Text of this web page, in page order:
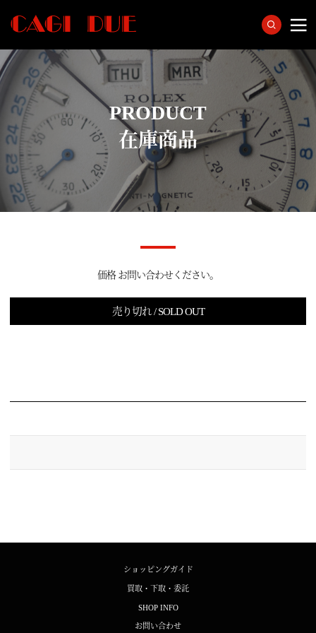
PRODUCT
在庫商品
価格 お問い合わせください。
売り切れ / SOLD OUT
ショッピングガイド
買取・下取・委託
SHOP INFO
お問い合わせ